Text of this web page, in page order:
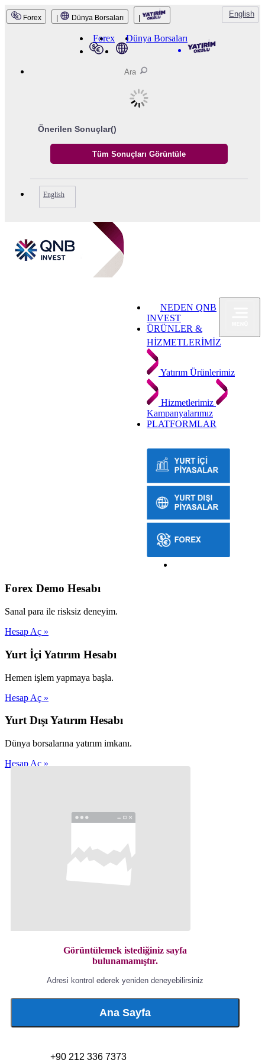
QNB Invest
Forex Dünya Borsaları English
Forex Dünya Borsaları
Önerilen Sonuçlar()
English
NEDEN QNB
INVEST
ÜRÜNLER &
HİZMETLERİMİZ
Yatırım Ürünlerimiz
Hizmetlerimiz
Kampanyalarımız
PLATFORMLAR
Forex Demo Hesabı
Sanal para ile risksiz deneyim.
Hesap Aç »
Yurt İçi Yatırım Hesabı
Hemen işlem yapmaya başla.
Hesap Aç »
Yurt Dışı Yatırım Hesabı
Dünya borsalarına yatırım imkanı.
Hesap Aç »
Görüntülemek istediğiniz sayfa
bulunamamıştır.
Adresi kontrol ederek yeniden deneyebilirsiniz
Ana Sayfa
+90 212 336 7373